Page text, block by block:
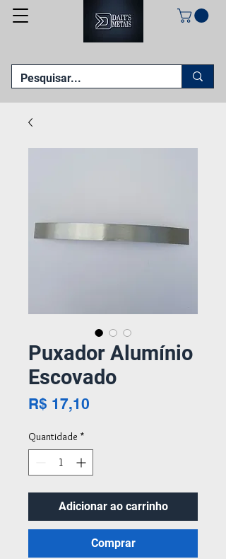
Puxador Alumínio
Escovado
R$ 17,10
Quantidade *
Adicionar ao carrinho
Comprar